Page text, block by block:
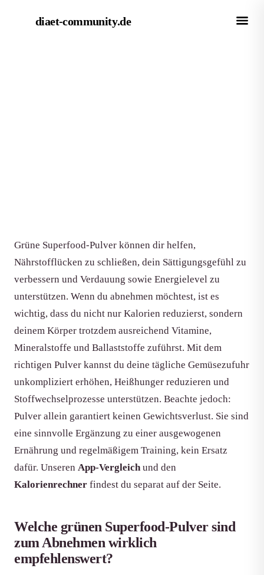
diaet-community.de
Grüne Superfood-Pulver können dir helfen,
Nährstofflücken zu schließen, dein Sättigungsgefühl zu
verbessern und Verdauung sowie Energielevel zu
unterstützen. Wenn du abnehmen möchtest, ist es
wichtig, dass du nicht nur Kalorien reduzierst, sondern
deinem Körper trotzdem ausreichend Vitamine,
Mineralstoffe und Ballaststoffe zuführst. Mit dem
richtigen Pulver kannst du deine tägliche Gemüsezufuhr
unkompliziert erhöhen, Heißhunger reduzieren und
Stoffwechselprozesse unterstützen. Beachte jedoch:
Pulver allein garantiert keinen Gewichtsverlust. Sie sind
eine sinnvolle Ergänzung zu einer ausgewogenen
Ernährung und regelmäßigem Training, kein Ersatz
dafür. Unseren App-Vergleichund den
Kalorienrechner findest du separat auf der Seite.
Welche grünen Superfood-Pulver sind
zum Abnehmen wirklich
empfehlenswert?